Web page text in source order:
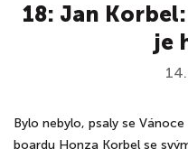
18: Jan
je
Bylo nebylo, psaly se
boardu Honza Korbel se